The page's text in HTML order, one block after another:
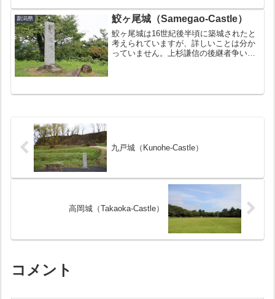
ての役割を担います...
新潟県 鮫ヶ尾城（Samegao-Castle）
鮫ヶ尾城は16世紀後半頃に築城されたと
考えられていますが、詳しいことは分か
っていません。上杉謙信の後継者争いが
とつに数えられる（1...
九戸城（Kunohe-Castle）
高岡城（Takaoka-Castle）
コメント